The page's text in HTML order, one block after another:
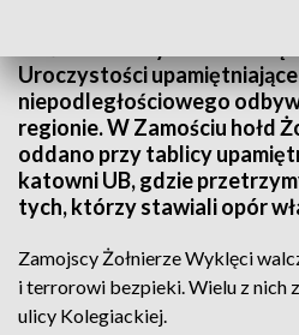
Uroczystości
niepodległościowego
regionie. W Zamościu hołd
oddano przy tablicy
katowni UB, gdzie
tych, którzy stawiali opór
Zamojscy Żołnierze Wyklęci
i terrorowi bezpieki. Wielu z nich
ulicy Kolegiackiej.